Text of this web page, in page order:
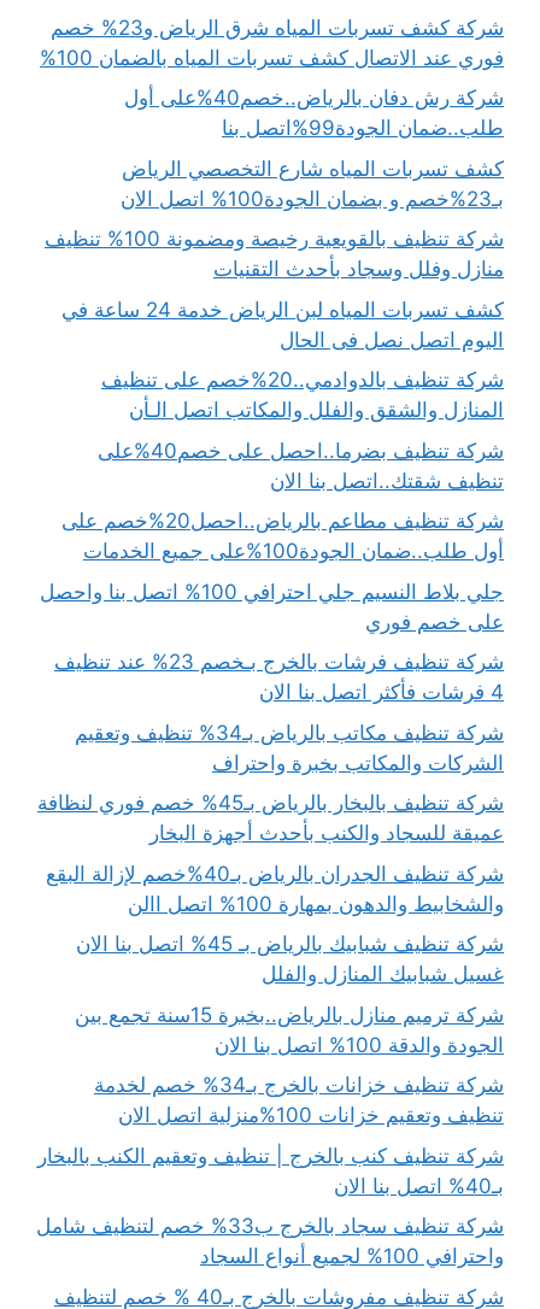
شركة كشف تسربات المياه شرق الرياض و23% خصم
فوري عند الاتصال كشف تسربات المياه بالضمان 100%
شركة رش دفان بالرياض..خصم40%على أول
طلب..ضمان الجودة99%اتصل بنا
كشف تسربات المياه شارع التخصصي الرياض
بـ23%خصم و بضمان الجودة100% اتصل الان
شركة تنظيف بالقويعية رخيصة ومضمونة 100% تنظيف
منازل وفلل وسجاد بأحدث التقنيات
كشف تسربات المياه لبن الرياض خدمة 24 ساعة في
اليوم اتصل نصل فى الحال
شركة تنظيف بالدوادمي..20%خصم على تنظيف
المنازل والشقق والفلل والمكاتب اتصل الـأن
شركة تنظيف بضرما..احصل على خصم40%على
تنظيف شقتك..اتصل بنا الان
شركة تنظيف مطاعم بالرياض..احصل20%خصم على
أول طلب..ضمان الجودة100%على جميع الخدمات
جلي بلاط النسيم جلي احترافي 100% اتصل بنا واحصل
على خصم فوري
شركة تنظيف فرشات بالخرج بـخصم 23% عند تنظيف
4 فرشات فأكثر اتصل بنا الان
شركة تنظيف مكاتب بالرياض بـ34% تنظيف وتعقيم
الشركات والمكاتب بخبرة واحتراف
شركة تنظيف بالبخار بالرياض بـ45% خصم فوري لنظافة
عميقة للسجاد والكنب بأحدث أجهزة البخار
شركة تنظيف الجدران بالرياض بـ40%خصم لإزالة البقع
والشخابيط والدهون بمهارة 100% اتصل االن
شركة تنظيف شبابيك بالرياض بـ 45% اتصل بنا الان
غسيل شبابيك المنازل والفلل
شركة ترميم منازل بالرياض..بخبرة 15سنة تجمع بين
الجودة والدقة 100% اتصل بنا الان
شركة تنظيف خزانات بالخرج بـ34% خصم لخدمة
تنظيف وتعقيم خزانات 100%منزلية اتصل الان
شركة تنظيف كنب بالخرج | تنظيف وتعقيم الكنب بالبخار
بـ40% اتصل بنا الان
شركة تنظيف سجاد بالخرج ب33% خصم لتنظيف شامل
واحترافي 100% لجميع أنواع السجاد
شركة تنظيف مفروشات بالخرج بـ40 % خصم لتنظيف